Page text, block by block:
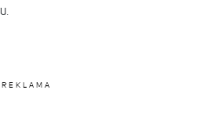
REKLAMA